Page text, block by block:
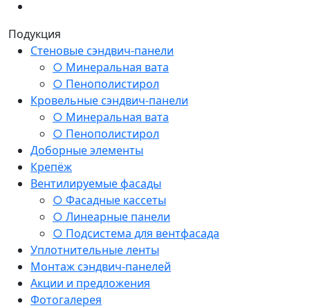
Подукция
Стеновые сэндвич-панели
○ Минеральная вата
○ Пенополистирол
Кровельные сэндвич-панели
○ Минеральная вата
○ Пенополистирол
Доборные элементы
Крепёж
Вентилируемые фасады
○ Фасадные кассеты
○ Линеарные панели
○ Подсистема для вентфасада
Уплотнительные ленты
Монтаж сэндвич-панелей
Акции и предложения
Фотогалерея